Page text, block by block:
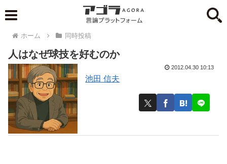
ホーム 同時投稿
人はなぜ球技を好むのか
池田 信夫
2012.04.30 10:13